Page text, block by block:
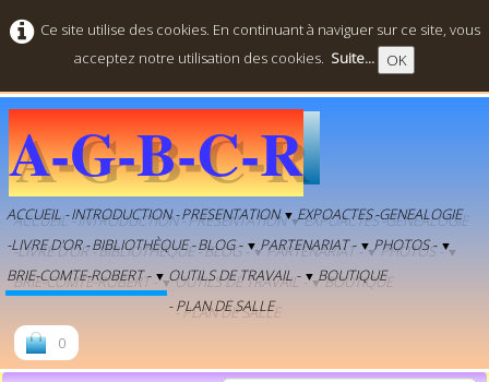
Ce site utilise des cookies. En continuant à naviguer sur ce site, vous
acceptez notre utilisation des cookies. Suite... OK
A-G-B-C-R
ACCUEIL -INTRODUCTION -PRESENTATION▼ EXPOACTES-GENEALOGIE
-LIVRE D'OR -BIBLIOTHÈQUE -BLOG - ▼ PARTENARIAT - ▼ PHOTOS - ▼
BRIE-COMTE-ROBERT - ▼ OUTILS DE TRAVAIL - ▼ BOUTIQUE
- PLAN DE SALLE
0